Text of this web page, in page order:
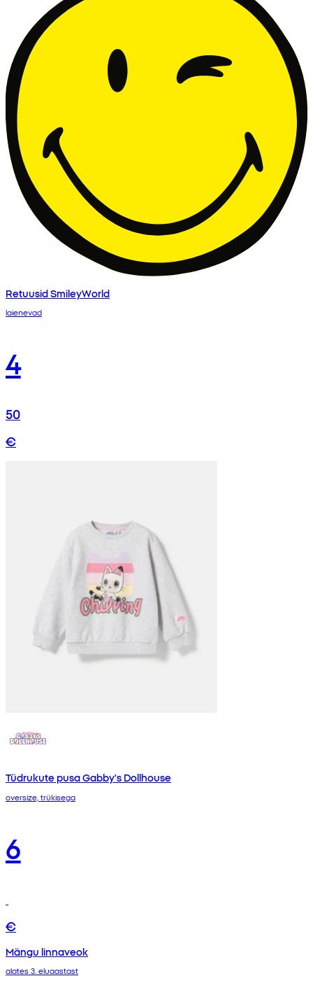
Retuusid SmileyWorld
laienevad
4
50
€
Tüdrukute pusa Gabby's Dollhouse
oversize, trükisega
6
€
Mängu linnaveok
alates 3. eluaastast